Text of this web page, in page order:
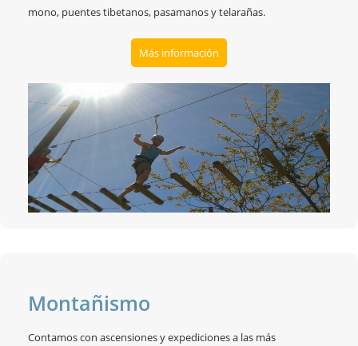
mono, puentes tibetanos, pasamanos y telarañas.
Más información
Montañismo
Contamos con ascensiones y expediciones a las más